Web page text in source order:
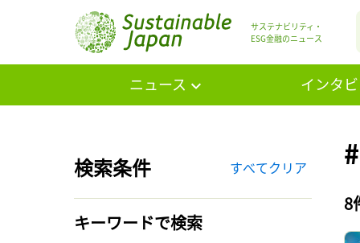
サステナビリティ・
ESG金融のニュース
ニュース インタ
検索条件 すべてクリア
キーワードで検索
8